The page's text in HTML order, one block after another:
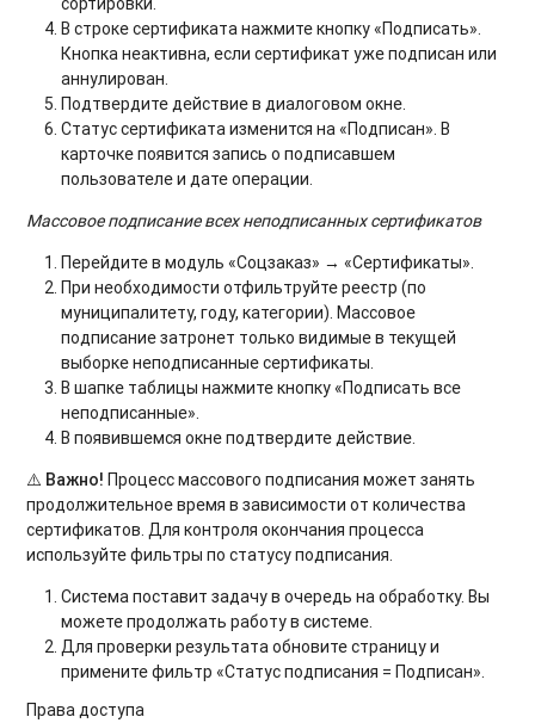
В строке сертификата нажмите кнопку «Подписать».
Кнопка неактивна, если сертификат уже подписан или
аннулирован.
Подтвердите действие в диалоговом окне.
Статус сертификата изменится на «Подписан». В
карточке появится запись о подписавшем
пользователе и дате операции.
Массовое подписание всех неподписанных сертификатов
Перейдите в модуль «Соцзаказ» → «Сертификаты».
При необходимости отфильтруйте реестр (по
муниципалитету, году, категории). Массовое
подписание затронет только видимые в текущей
выборке неподписанные сертификаты.
В шапке таблицы нажмите кнопку «Подписать все
неподписанные».
В появившемся окне подтвердите действие.
⚠️ Важно!Процесс массового подписания может занять
продолжительное время в зависимости от количества
сертификатов. Для контроля окончания процесса
используйте фильтры по статусу подписания.
Система поставит задачу в очередь на обработку. Вы
можете продолжать работу в системе.
Для проверки результата обновите страницу и
примените фильтр «Статус подписания = Подписан».
Права доступа